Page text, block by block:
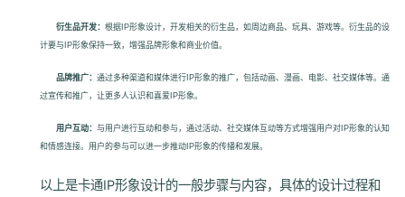
衍生品开发： 根据IP形象设计，开发相关的衍生品，如周边商品、玩具、游戏等。衍生品的设
计要与IP形象保持一致，增强品牌形象和商业价值。
品牌推广： 通过多种渠道和媒体进行IP形象的推广，包括动画、漫画、电影、社交媒体等。通
过宣传和推广，让更多人认识和喜爱IP形象。
用户互动： 与用户进行互动和参与，通过活动、社交媒体互动等方式增强用户对IP形象的认知
和情感连接。用户的参与可以进一步推动IP形象的传播和发展。
以上是卡通IP形象设计的一般步骤与内容，具体的设计过程和